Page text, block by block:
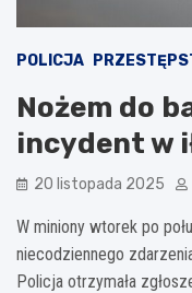
POLICJA
Nożem do
incydent w
20 listopada 2025
W miniony wtorek po
niecodziennego
Policja otrzymała